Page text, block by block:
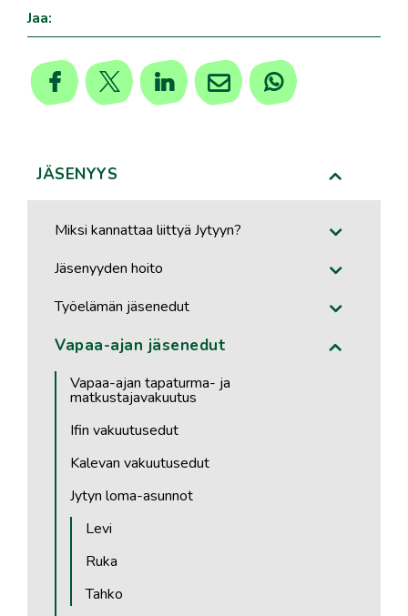
Jaa:
JÄSENYYS
Miksi kannattaa liittyä Jytyyn?
Jäsenyyden hoito
Työelämän jäsenedut
Vapaa-ajan jäsenedut
Vapaa-ajan tapaturma- ja
matkustajavakuutus
Ifin vakuutusedut
Kalevan vakuutusedut
Jytyn loma-asunnot
Levi
Ruka
Tahko